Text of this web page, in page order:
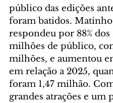
público das edições
foram batidos.
respondeu por 88% dos
milhões de público,
milhões, e aumentou
em relação a 2025,
foram 1,47 milhão.
grandes atrações e um